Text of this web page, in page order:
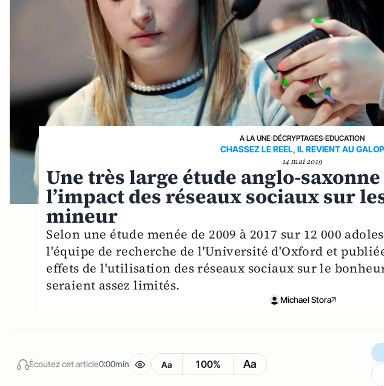
A LA UNE›DÉCRYPTAGES›EDUCATION
CHASSEZ LE REEL, IL REVIENT AU GALOP
14 mai 2019
Une très large étude anglo-
l’impact des réseaux sociaux sur
mineur
Selon une étude menée de 2009 à 2017 sur 12 000
l'équipe de recherche de l'Université d'Oxford et
effets de l'utilisation des réseaux sociaux sur le
seraient assez limités.
Michael Stora
Écoutez cet article0:00min Aa 100% Aa